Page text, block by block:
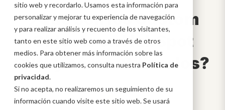
sitio web y recordarlo. Usamos esta información para
personalizar y mejorar tu experiencia de navegación
y para realizar análisis y recuento de los visitantes,
tanto en este sitio web como a través de otros
medios. Para obtener más información sobre las
cookies que utilizamos, consulta nuestra Política de
privacidad.
Si no acepta, no realizaremos un seguimiento de su
información cuando visite este sitio web. Se usará
¿Qué son los Custom
Objects en HubSpot
CRM y cómo utilizarlos?